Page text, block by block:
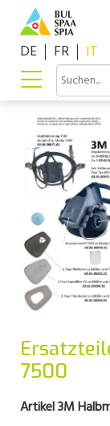
DE FR IT
7500
Artikel 3M